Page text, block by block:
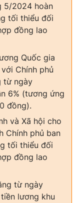
5/2024 hoàn
tối thiểu đối
đồng lao
Quốc gia
Chính phủ
từ ngày
6% (tương ứng
đồng).
và Xã hội cho
Chính phủ ban
tối thiểu đối
đồng lao
từ ngày
lương khu